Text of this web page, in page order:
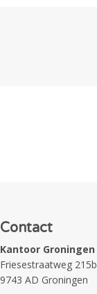
Contact
Kantoor Groningen
Friesestraatweg 215b
9743 AD Groningen